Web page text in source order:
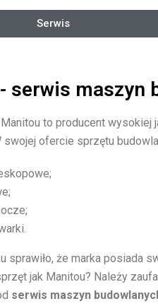
Serwis
serwis maszyn
to producent
swojej ofercie sprzętu
sprawiło, że marka posiada
jak Manitou? Należy
serwis maszyn